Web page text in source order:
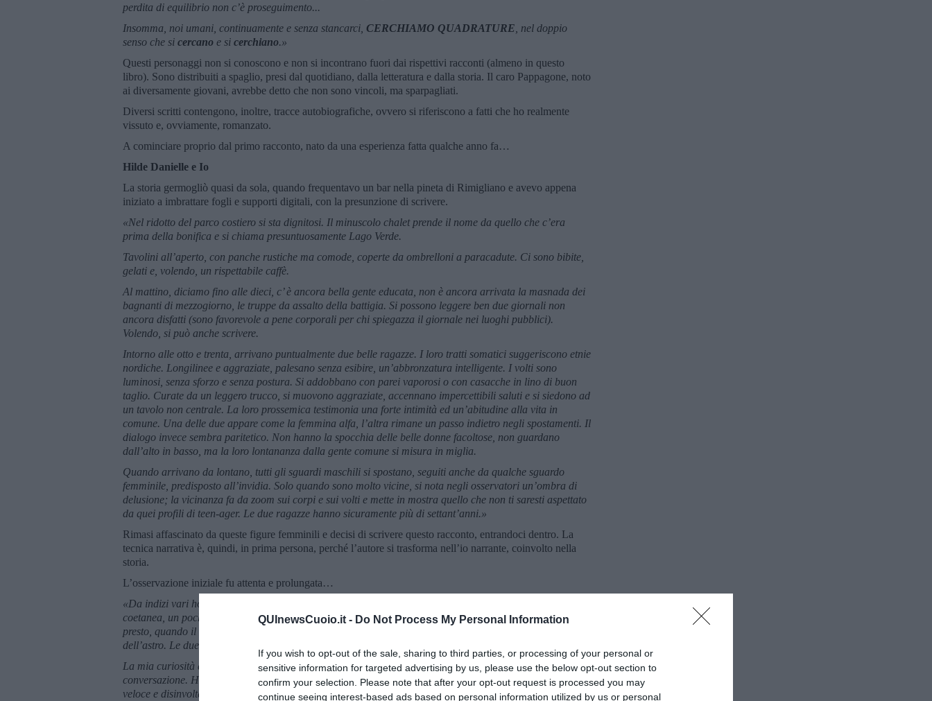
QUInewsCuoio.it - Do Not Process My Personal Information
If you wish to opt-out of the sale, sharing to third parties, or processing of your personal or
sensitive information for targeted advertising by us, please use the below opt-out section to
confirm your selection. Please note that after your opt-out request is processed you may
continue seeing interest-based ads based on personal information utilized by us or personal
perdita di equilibrio non c’è proseguimento...
Insomma, noi umani, continuamente e senza stancarci, CERCHIAMO QUADRATURE , nel doppio
senso che si cercano e si cerchiano.»
Questi personaggi non si conoscono e non si incontrano fuori dai rispettivi racconti (almeno in questo
libro). Sono distribuiti a spaglio, presi dal quotidiano, dalla letteratura e dalla storia. Il caro Pappagone, noto
ai diversamente giovani, avrebbe detto che non sono vincoli, ma sparpagliati.
Diversi scritti contengono, inoltre, tracce autobiografiche, ovvero si riferiscono a fatti che ho realmente
vissuto e, ovviamente, romanzato.
A cominciare proprio dal primo racconto, nato da una esperienza fatta qualche anno fa…
Hilde Danielle e Io
La storia germogliò quasi da sola, quando frequentavo un bar nella pineta di Rimigliano e avevo appena
iniziato a imbrattare fogli e supporti digitali, con la presunzione di scrivere.
«Nel ridotto del parco costiero si sta dignitosi. Il minuscolo chalet prende il nome da quello che c’era
prima della bonifica e si chiama presuntuosamente Lago Verde.
Tavolini all’aperto, con panche rustiche ma comode, coperte da ombrelloni a paracadute. Ci sono bibite,
gelati e, volendo, un rispettabile caffè.
Al mattino, diciamo fino alle dieci, c’ è ancora bella gente educata, non è ancora arrivata la masnada dei
bagnanti di mezzogiorno, le truppe da assalto della battigia. Si possono leggere ben due giornali non
ancora disfatti (sono favorevole a pene corporali per chi spiegazza il giornale nei luoghi pubblici).
Volendo, si può anche scrivere.
Intorno alle otto e trenta, arrivano puntualmente due belle ragazze. I loro tratti somatici suggeriscono etnie
nordiche. Longilinee e aggraziate, palesano senza esibire, un’abbronzatura intelligente. I volti sono
luminosi, senza sforzo e senza postura. Si addobbano con parei vaporosi o con casacche in lino di buon
taglio. Curate da un leggero trucco, si muovono aggraziate, accennano impercettibili saluti e si siedono ad
un tavolo non centrale. La loro prossemica testimonia una forte intimità ed un’abitudine alla vita in
comune. Una delle due appare come la femmina alfa, l’altra rimane un passo indietro negli spostamenti. Il
dialogo invece sembra paritetico. Non hanno la spocchia delle belle donne facoltose, non guardano
dall’alto in basso, ma la loro lontananza dalla gente comune si misura in miglia.
Quando arrivano da lontano, tutti gli sguardi maschili si spostano, seguiti anche da qualche sguardo
femminile, predisposto all’invidia. Solo quando sono molto vicine, si nota negli osservatori un’ombra di
delusione; la vicinanza fa da zoom sui corpi e sui volti e mette in mostra quello che non ti saresti aspettato
da quei profili di teen-ager. Le due ragazze hanno sicuramente più di settant’anni.»
Rimasi affascinato da queste figure femminili e decisi di scrivere questo racconto, entrandoci dentro. La
tecnica narrativa è, quindi, in prima persona, perché l’autore si trasforma nell’io narrante, coinvolto nella
storia.
L’osservazione iniziale fu attenta e prolungata…
«Da indizi vari ho carpito la loro nazionalità, sono olandesi. Talvolta con loro trovo una terza signora,
coetanea, un pochino meno slanciata, e decisamente italiana. Si incontrano sulla spiaggia, al mattino
presto, quando il sole è ancora gentile. La loro pelle, ancora fresca, testimonia di un uso oculato
dell’astro. Le due olandesi parlano un italiano corretto, con simpatiche inflessioni di tulipani.
La mia curiosità è fortissima e con caute manovre riesco ad entrare nella periferia della loro
conversazione. Ho alternato la scrittura amanuense con la stilografica sulla Moleskine, alla digitazione
veloce e disinvolta sul note-book. Questo è l’amo al quale hanno abboccato, tutte e tre. È stata la signora